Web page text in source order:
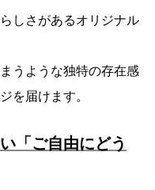
しさがあるオリジナル
うような独特の存在感
を届けます。
「ご自由にどう